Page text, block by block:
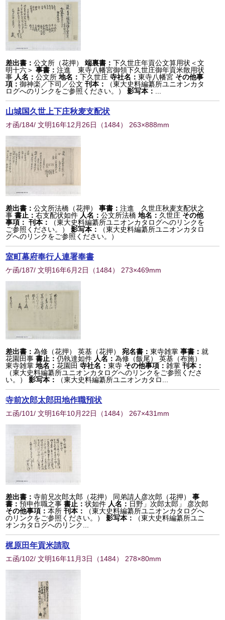
差出書：公文所（花押） 端裏書：下久世庄年貢公文算用状＜文
明十六＞ 事書：注進 東寺八幡宮御領下久世庄御年貢米散用状
事 人名：公文所 地名：下久世庄 寺社名：東寺八幡宮 その他事
項：御神楽／下司／公文刊本：
（東大史料編纂所ユニオンカタ
ログへのリンクをご参照ください。）
影写本：
山城国久世上下庄秋麦支配状
オ函/184/ 文明16年12月26日 （1484） 263×888mm
差出書：公文所法橋（花押） 事書：注進 久世庄秋麦支配状之
事書止：右支配状如件 人名：公文所法橋 地名： 久世庄 その他
事項： 刊本：
（東大史料編纂所ユニオンカタログへのリンクを
ご参照ください。）
影写本：
（東大史料編纂所ユニオンカタロ
グへのリンクをご参照ください。）
室町幕府奉行人連署奉書
ケ函/187/ 文明16年6月2日 （1484） 273×469mm
差出書：為修（花押） 英基（花押） 宛名書：東寺雑掌 事書：就
花園田事書止：仍執達如件 人名：為修（飯尾） 英基（布施）
東寺雑掌 地名：花園田 寺社名：東寺 その他事項：雑掌刊本：
（東大史料編纂所ユニオンカタログへのリンクをご参照くださ
い。）
影写本： （東大史料編纂所ユニオンカタロ...
寺前次郎太郎田地作職預状
エ函/101/ 文明16年10月22日 （1484） 267×431mm
差出書：寺前兄次郎太郎（花押） 同弟請人彦次郎（花押）
事
書：預申作職之事書止：状如件 人名： 日野」次郎太郎」 彦次郎
その他事項：本所刊本：
（東大史料編纂所ユニオンカタログへ
のリンクをご参照ください。）
影写本：
（東大史料編纂所ユニ
オンカタログへのリンク...
梶原田年貢米請取
エ函/102/ 文明16年11月3日 （1484） 278×80mm